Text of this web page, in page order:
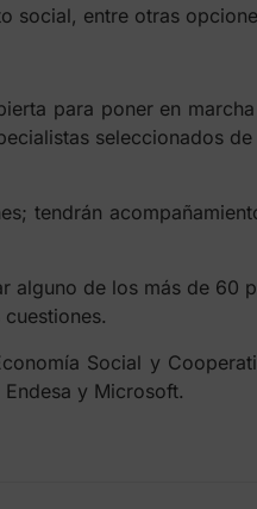
social, entre otras
para poner en
seleccionados
tendrán
alguno de los más de 60
Social y
Endesa y Microsoft.